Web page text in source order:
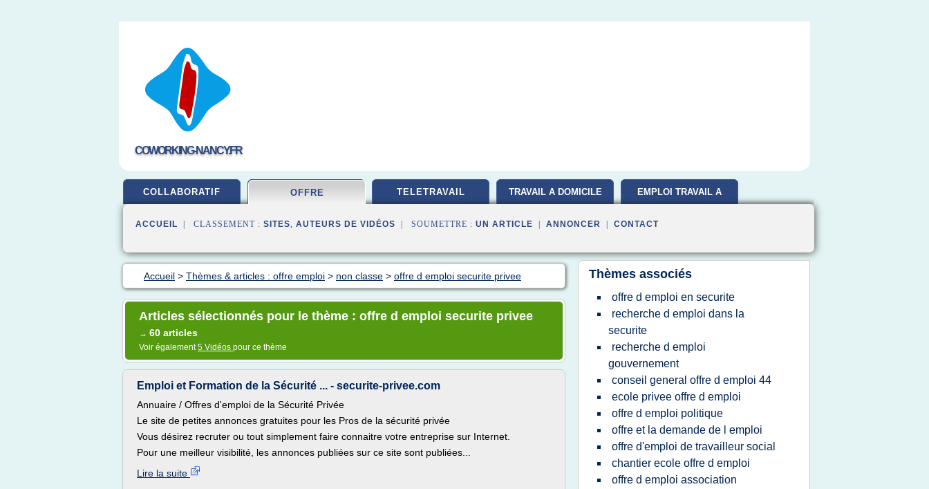
COWORKING-NANCY.FR
COLLABORATIF OFFRE TELETRAVAIL TRAVAIL A DOMICILE EMPLOI TRAVAIL A
ACCUEIL | CLASSEMENT : SITES, AUTEURS DE VIDÉOS | SOUMETTRE : UN ARTICLE ANNONCER CONTACT
Accueil > Thèmes & articles : offre emploi > non classe > offre d emploi securite privee
Articles sélectionnés pour le thème : offre d emploi securite privee
→ 60 articles
Voir également5 Vidéos pour ce thème
Emploi et Formation de la Sécurité ... - securite-privee.com
Annuaire / Offres d'emploi de la Sécurité Privée
Le site de petites annonces gratuites pour les Pros de la sécurité privée
Vous désirez recruter ou tout simplement faire connaitre votre entreprise sur Internet.
Pour une meilleur visibilité, les annonces publiées sur ce site sont publiées...
Lire la suite
Thèmes associés
offre d emploi en securite
recherche d emploi dans la
securite
recherche d emploi
gouvernement
conseil general offre d emploi 44
ecole privee offre d emploi
offre d emploi politique
offre et la demande de l emploi
offre d'emploi de travailleur social
chantier ecole offre d emploi
offre d emploi association